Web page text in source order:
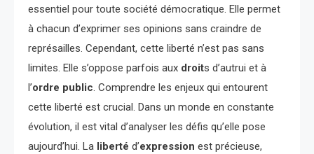
essentiel pour toute société démocratique. Elle permet
à chacun d’exprimer ses opinions sans craindre de
représailles. Cependant, cette liberté n’est pas sans
limites. Elle s’oppose parfois aux droits d’autrui et à
l’ordre public. Comprendre les enjeux qui entourent
cette liberté est crucial. Dans un monde en constante
évolution, il est vital d’analyser les défis qu’elle pose
aujourd’hui. La liberté d’expression est précieuse,